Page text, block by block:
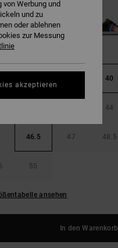
40
44
46.5 47 48.5
55
ansehen
In den Warenkorb
Werbung und
und zu
oder ablehnen
zur Messung
akzeptieren